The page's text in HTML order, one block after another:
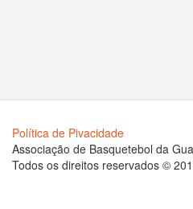
Política de Pivacidade
Associação de Basquetebol da
Todos os direitos reservados ©